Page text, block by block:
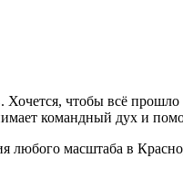
чтобы всё
командный дух и
любого масштаба в